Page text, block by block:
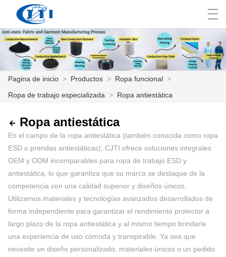
PAGINA DE INICIO
PRODUCTOS
PERSONALIZACIÓN
SOBRE NOSOTROS
NOTICIAS
INDUSTRIA
CONTÁCTENOS
العربية česky Deutsch English
Pagina de inicio > Productos > Ropa funcional >
Ropa de trabajo especializada > Ropa antiestática
Ropa antiestática
En el campo de la ropa antiestática (también conocida como ropa
ESD o prendas antiestáticas), CJTI ofrece soluciones integrales
OEM y ODM incomparables para ropa de trabajo ESD y
antiestática, lo que garantiza que su marca se destaque de la
competencia con una calidad superior y diseños únicos.
Utilizamos materiales y tecnologías avanzados desarrollados de
forma independiente para garantizar el rendimiento protector a
largo plazo de la ropa antiestática y al mismo tiempo brindarle
una experiencia de uso cómoda y transpirable. Ya sea que
necesite un diseño personalizado, materiales únicos o un pedido